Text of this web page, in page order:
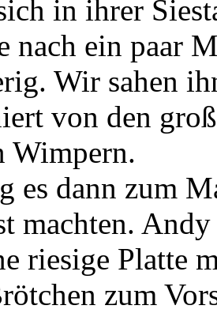
in ihrer
nach ein paar
Wir sahen
von den
Wimpern.
es dann zum
machten.
riesige Platte
zum